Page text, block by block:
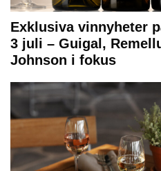
Exklusiva vinnyheter
3 juli – Guigal,
Johnson i fokus